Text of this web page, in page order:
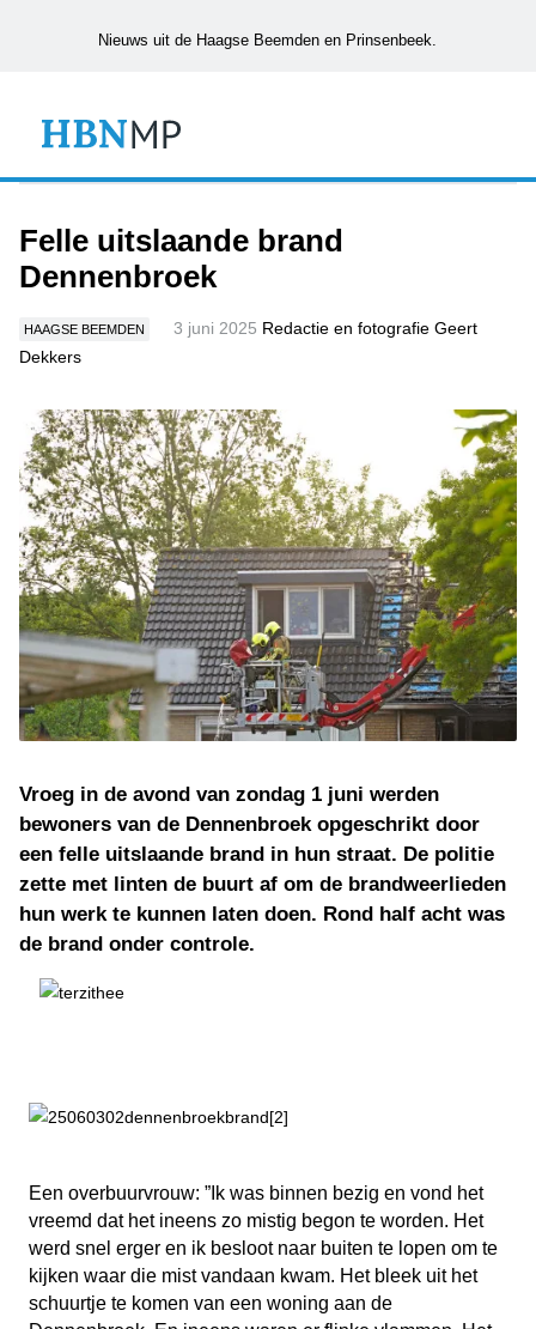
Nieuws uit de Haagse Beemden en Prinsenbeek.
Felle uitslaande brand
Dennenbroek
HAAGSE BEEMDEN 3 juni 2025 Redactie en fotografie Geert
Dekkers
Vroeg in de avond van zondag 1 juni werden
bewoners van de Dennenbroek opgeschrikt door
een felle uitslaande brand in hun straat. De politie
zette met linten de buurt af om de brandweerlieden
hun werk te kunnen laten doen. Rond half acht was
de brand onder controle.
Een overbuurvrouw: ”Ik was binnen bezig en vond het
vreemd dat het ineens zo mistig begon te worden. Het
werd snel erger en ik besloot naar buiten te lopen om te
kijken waar die mist vandaan kwam. Het bleek uit het
schuurtje te komen van een woning aan de